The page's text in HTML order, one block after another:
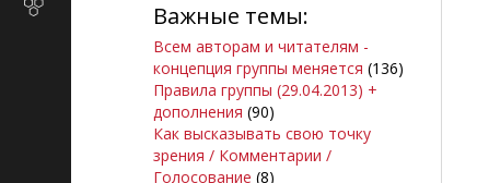
маркетинг** рецепты разных блюд,
** рецепты приготовления,
** домашние рецепты,
** простые рецепты
Мы рассматриваем рецепты
гораздо шире, чем только
кулинарные. Предлагаем единый
Важные темы:
Всем авторам и читателям -
концепция группы меняется (136)
Правила группы (29.04.2013) +
дополнения (90)
Как высказывать свою точку
зрения / Комментарии /
Голосование (8)